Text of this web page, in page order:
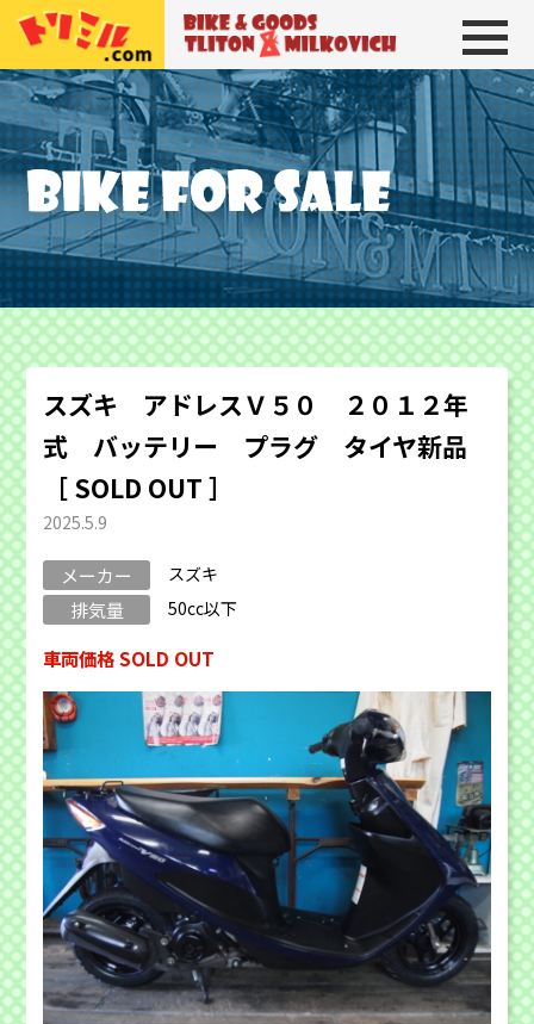
トリトン＆ミルコビッチ BIKE＆
スズキ アドレスＶ５０ ２０１２年
式 バッテリー プラグ タイヤ新品
［ SOLD OUT ］
2025.5.9
メーカー スズキ
排気量 50cc以下
車両価格 SOLD OUT